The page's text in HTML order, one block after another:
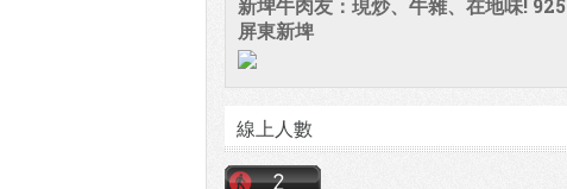
新埤牛肉友：現炒、牛雜、在地味! 925
屏東新埤
線上人數